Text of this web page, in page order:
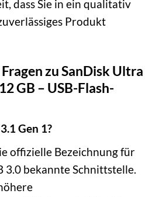
dass Sie in ein qualitativ
Produkt
zu SanDisk Ultra
GB – USB-Flash-
Gen 1?
offizielle Bezeichnung für
3.0 bekannte Schnittstelle.